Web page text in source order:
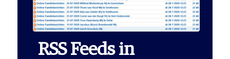
RSS Feeds in